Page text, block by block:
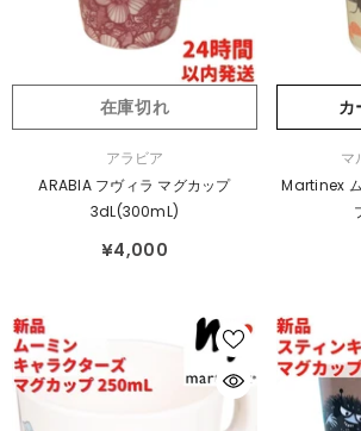
在庫切れ
アラビア
ARABIA フヴィラ マグカップ
3dL(300mL)
¥4,000
カ
売
マ
Martinex